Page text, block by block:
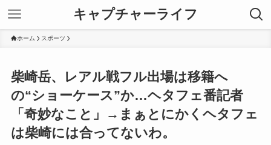
キャプチャーライフ
ホーム スポーツ
柴崎岳、レアル戦フル出場は移籍へ
の“ショーケース”か…ヘタフェ番記者
「奇妙なこと」→まぁとにかくヘタフェ
は柴崎には合ってないわ。